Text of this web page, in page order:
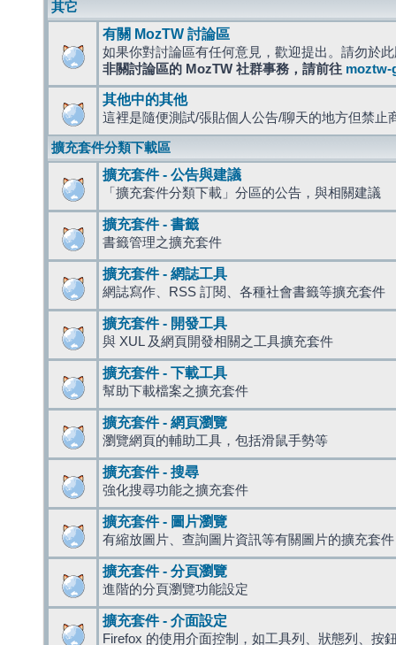
其它
有關 MozTW 討論區
如果你對討論區有任何意見，歡迎提出。請勿於
非關討論區的 MozTW 社群事務，請前往 moztw-
其他中的其他
這裡是隨便測試/張貼個人公告/聊天的地方但禁止
擴充套件分類下載區
擴充套件 - 公告與建議
「擴充套件分類下載」分區的公告，與相關建議
擴充套件 - 書籤
書籤管理之擴充套件
擴充套件 - 網誌工具
網誌寫作、RSS 訂閱、各種社會書籤等擴充套件
擴充套件 - 開發工具
與 XUL 及網頁開發相關之工具擴充套件
擴充套件 - 下載工具
幫助下載檔案之擴充套件
擴充套件 - 網頁瀏覽
瀏覽網頁的輔助工具，包括滑鼠手勢等
擴充套件 - 搜尋
強化搜尋功能之擴充套件
擴充套件 - 圖片瀏覽
有縮放圖片、查詢圖片資訊等有關圖片的擴充套件
擴充套件 - 分頁瀏覽
進階的分頁瀏覽功能設定
擴充套件 - 介面設定
Firefox 的使用介面控制，如工具列、狀態列、按